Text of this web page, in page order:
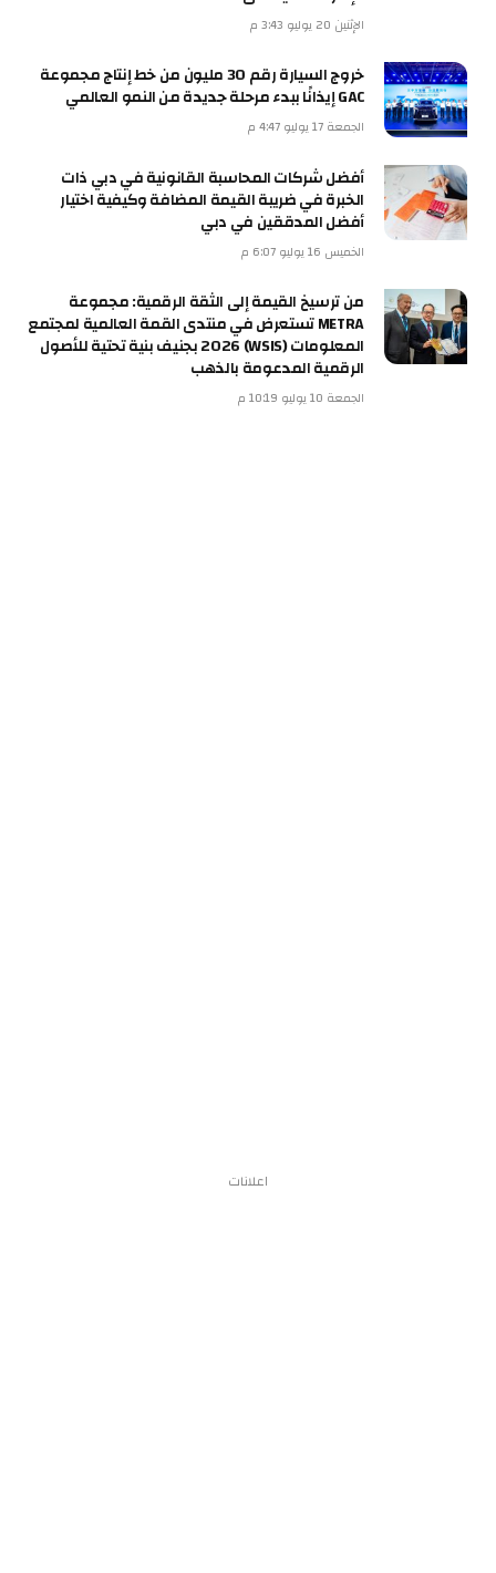
الإثنين 20 يوليو 3:43 م
خروج السيارة رقم 30 مليون من خط إنتاج مجموعة
GAC إيذانًا ببدء مرحلة جديدة من النمو العالمي
الجمعة 17 يوليو 4:47 م
أفضل شركات المحاسبة القانونية في دبي ذات
الخبرة في ضريبة القيمة المضافة وكيفية اختيار
أفضل المدققين في دبي
الخميس 16 يوليو 6:07 م
من ترسيخ القيمة إلى الثقة الرقمية: مجموعة
METRA تستعرض في منتدى القمة العالمية لمجتمع
المعلومات (WSIS) 2026 بجنيف بنية تحتية للأصول
الرقمية المدعومة بالذهب
الجمعة 10 يوليو 10:19 م
اعلانات